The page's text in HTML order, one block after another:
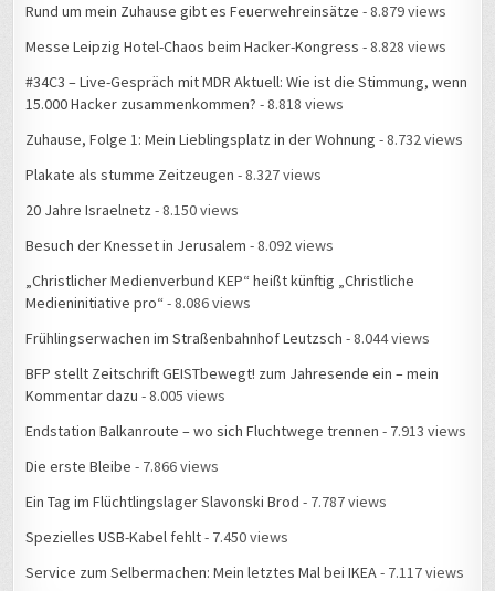
Rund um mein Zuhause gibt es Feuerwehreinsätze - 8.879 views
Messe Leipzig Hotel-Chaos beim Hacker-Kongress - 8.828 views
#34C3 – Live-Gespräch mit MDR Aktuell: Wie ist die Stimmung, wenn
15.000 Hacker zusammenkommen? - 8.818 views
Zuhause, Folge 1: Mein Lieblingsplatz in der Wohnung - 8.732 views
Plakate als stumme Zeitzeugen - 8.327 views
20 Jahre Israelnetz - 8.150 views
Besuch der Knesset in Jerusalem - 8.092 views
„Christlicher Medienverbund KEP“ heißt künftig „Christliche
Medieninitiative pro“ - 8.086 views
Frühlingserwachen im Straßenbahnhof Leutzsch - 8.044 views
BFP stellt Zeitschrift GEISTbewegt! zum Jahresende ein – mein
Kommentar dazu - 8.005 views
Endstation Balkanroute – wo sich Fluchtwege trennen - 7.913 views
Die erste Bleibe - 7.866 views
Ein Tag im Flüchtlingslager Slavonski Brod - 7.787 views
Spezielles USB-Kabel fehlt- 7.450 views
Service zum Selbermachen: Mein letztes Mal bei IKEA- 7.117 views